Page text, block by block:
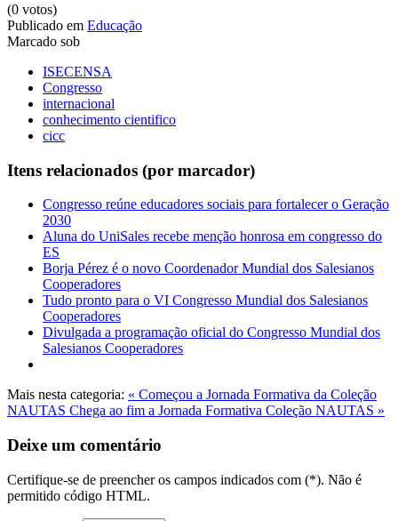
(0 votos)
Publicado em Educação
Marcado sob
ISECENSA
Congresso
internacional
conhecimento cientifico
cicc
Itens relacionados (por marcador)
Congresso reúne educadores sociais para fortalecer o Geração
2030
Aluna do UniSales recebe menção honrosa em congresso do
ES
Borja Pérez é o novo Coordenador Mundial dos Salesianos
Cooperadores
Tudo pronto para o VI Congresso Mundial dos Salesianos
Cooperadores
Divulgada a programação oficial do Congresso Mundial dos
Salesianos Cooperadores
Mais nesta categoria: « Começou a Jornada Formativa da Coleção
NAUTAS Chega ao fim a Jornada Formativa Coleção NAUTAS »
Deixe um comentário
Certifique-se de preencher os campos indicados com (*). Não é
permitido código HTML.